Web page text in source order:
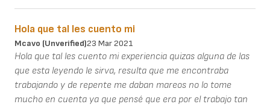
Hola que tal les cuento mi
Mcavo (unverified)23 Mar 2021
Hola que tal les cuento mi experiencia quizas alguna de las
que esta leyendo le sirva, resulta que me encontraba
trabajando y de repente me daban mareos no lo tome
mucho en cuenta ya que pensé que era por el trabajo tan